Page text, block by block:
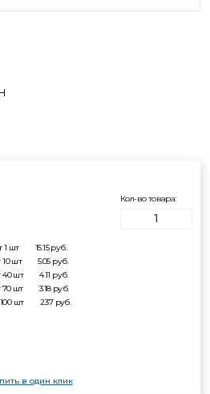
Кол-во товара:
1 шт 15.15руб.
10 шт
5.05руб.
40 шт
4.11 руб.
70 шт
3.18руб.
шт
2.37руб.
в один клик